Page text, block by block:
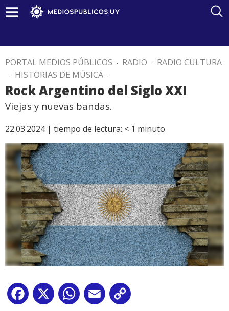
PORTAL MEDIOS PÚBLICOS . RADIO . RADIO CULTURA
. HISTORIAS DE MÚSICA .
Rock Argentino del Siglo XXI
Viejas y nuevas bandas.
22.03.2024 | tiempo de lectura: < 1 minuto
Facebook
X WhatsApp
Email